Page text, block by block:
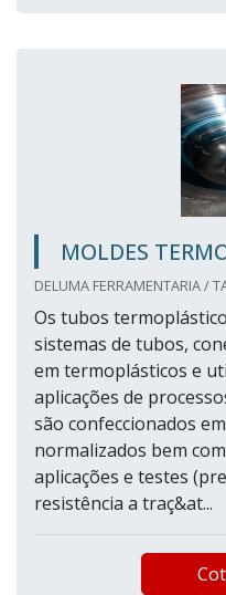
MOLDES
DELUMA FERRAMENTARIA /
Os tubos
sistemas de tubos,
em termoplásticos e
aplicações de
são confeccionados
normalizados bem
aplicações e testes
resistência a traç&at...